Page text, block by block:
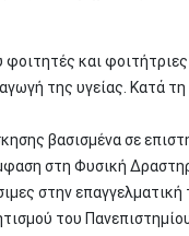
και
της υγείας. Κατά τη
βασισμένα σε
στη Φυσική
στην επαγγελματική
του